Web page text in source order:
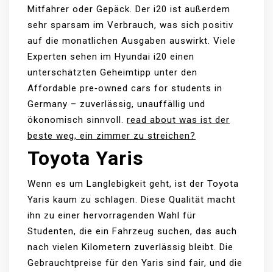
Mitfahrer oder Gepäck. Der i20 ist außerdem
sehr sparsam im Verbrauch, was sich positiv
auf die monatlichen Ausgaben auswirkt. Viele
Experten sehen im Hyundai i20 einen
unterschätzten Geheimtipp unter den
Affordable pre‑owned cars for students in
Germany – zuverlässig, unauffällig und
ökonomisch sinnvoll. read about was ist der
beste weg, ein zimmer zu streichen?
Toyota Yaris
Wenn es um Langlebigkeit geht, ist der Toyota
Yaris kaum zu schlagen. Diese Qualität macht
ihn zu einer hervorragenden Wahl für
Studenten, die ein Fahrzeug suchen, das auch
nach vielen Kilometern zuverlässig bleibt. Die
Gebrauchtpreise für den Yaris sind fair, und die